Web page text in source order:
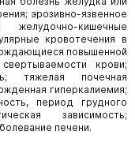
эрозивно-язвенное
кишечные
кровотечения в
повышенной
крови;
тяжелая почечная
гиперкалиемия;
период грудного
зависимость;
печени.